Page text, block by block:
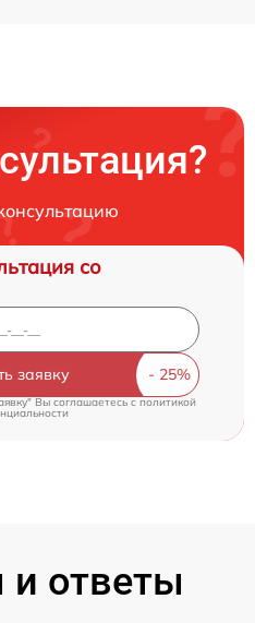
со
заявку
Вы соглашаетесь cполитикой
ответы